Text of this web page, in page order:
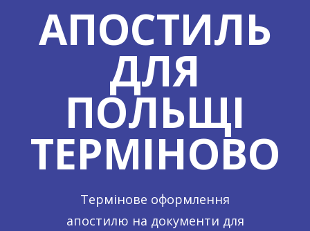
АПОСТИЛЬ
ДЛЯ
ПОЛЬЩІ
ТЕРМІНОВО
Термінове оформлення
апостилю на документи для